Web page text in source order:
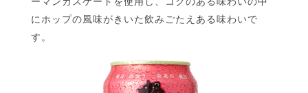
にホップの風味がきいた飲みごたえある味わいで
す。